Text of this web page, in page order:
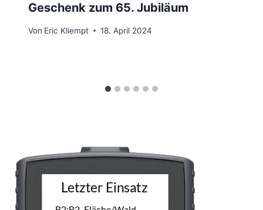
Geschenk zum 65. Jubiläum
Von Eric Kliempt 18. April 2024